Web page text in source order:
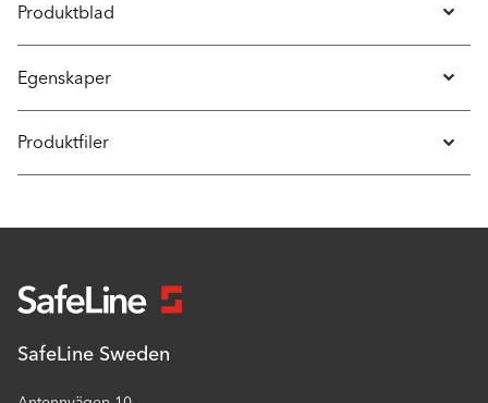
Produktblad
Egenskaper
Produktfiler
SafeLine Sweden